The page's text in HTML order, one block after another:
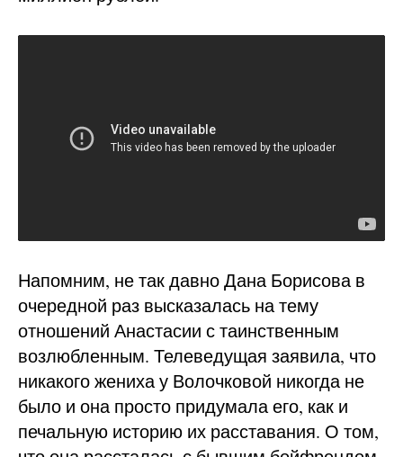
Напомним, не так давно Дана Борисова в
очередной раз высказалась на тему
отношений Анастасии с таинственным
возлюбленным. Телеведущая заявила, что
никакого жениха у Волочковой никогда не
было и она просто придумала его, как и
печальную историю их расставания. О том,